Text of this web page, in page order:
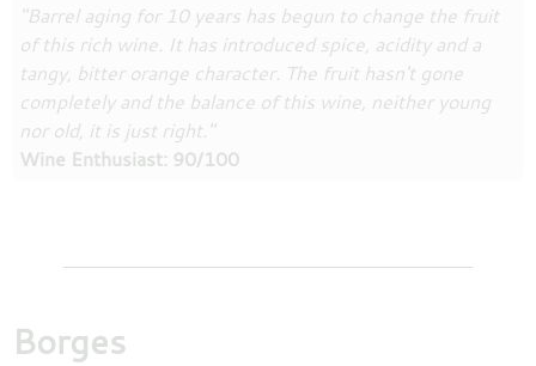
"Barrel aging for 10 years has begun to change the fruit
of this rich wine. It has introduced spice, acidity and a
tangy, bitter orange character. The fruit hasn't gone
completely and the balance of this wine, neither young
nor old, it is just right."
Wine Enthusiast: 90/100
Borges